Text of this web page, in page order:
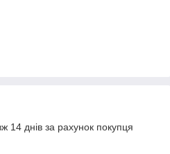
14 днів за рахунок покупця